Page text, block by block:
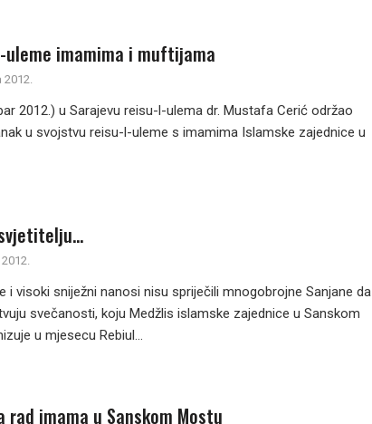
uleme imamima i muftijama
2012.
2012.) u Sarajevu reisu-l-ulema dr. Mustafa Cerić održao
u svojstvu reisu-l-uleme s imamima Islamske zajednice u
i visoki sniježni nanosi nisu spriječili mnogobrojne Sanjane da
svečanosti, koju Medžlis islamske zajednice u Sanskom
u mjesecu Rebiul...
rad imama u Sanskom Mostu